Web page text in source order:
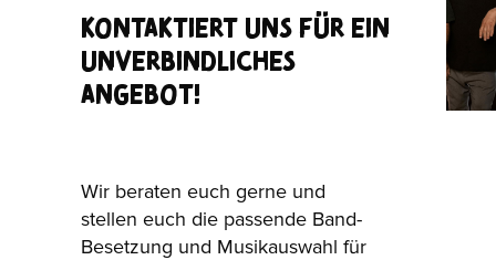
KONTAKTIERT UNS FÜR EIN
UNVERBINDLICHES
ANGEBOT!
Wir beraten euch gerne und
stellen euch die passende Band-
Besetzung und Musikauswahl für